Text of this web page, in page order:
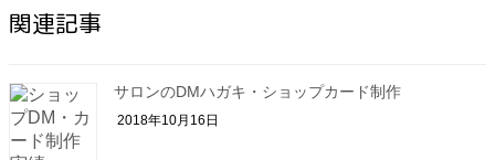
関連記事
サロンのDMハガキ・ショップカード制作
2018年10月16日